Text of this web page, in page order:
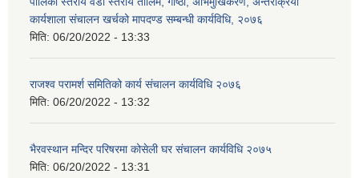
कार्यशाला संचालन खर्चको मापदण्ड सम्बन्धी कार्यविधि, २०७६
मिति: 06/20/2022 - 13:33
राजश्व परामर्श समितिको कार्य संचालन कार्यविधि २०७६
मिति: 06/20/2022 - 13:32
भैरवस्थान मन्दिर परिषरमा कोसेली घर संचालन कार्यविधि २०७५
मिति: 06/20/2022 - 13:31